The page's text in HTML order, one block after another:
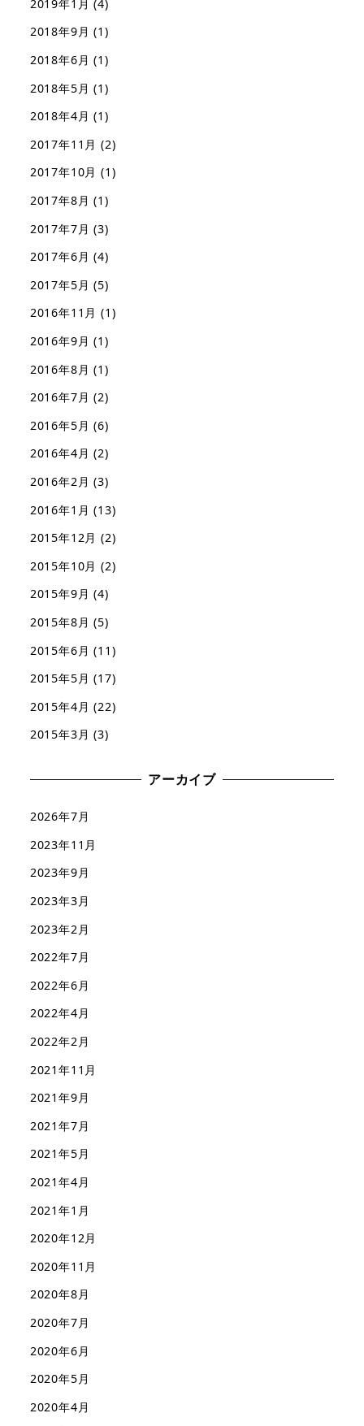
2019年1月 (4)
2018年9月 (1)
2018年6月 (1)
2018年5月 (1)
2018年4月 (1)
2017年11月 (2)
2017年10月 (1)
2017年8月 (1)
2017年7月 (3)
2017年6月 (4)
2017年5月 (5)
2016年11月 (1)
2016年9月 (1)
2016年8月 (1)
2016年7月 (2)
2016年5月 (6)
2016年4月 (2)
2016年2月 (3)
2016年1月 (13)
2015年12月 (2)
2015年10月 (2)
2015年9月 (4)
2015年8月 (5)
2015年6月 (11)
2015年5月 (17)
2015年4月 (22)
2015年3月 (3)
アーカイブ
2026年7月
2023年11月
2023年9月
2023年3月
2023年2月
2022年7月
2022年6月
2022年4月
2022年2月
2021年11月
2021年9月
2021年7月
2021年5月
2021年4月
2021年1月
2020年12月
2020年11月
2020年8月
2020年7月
2020年6月
2020年5月
2020年4月